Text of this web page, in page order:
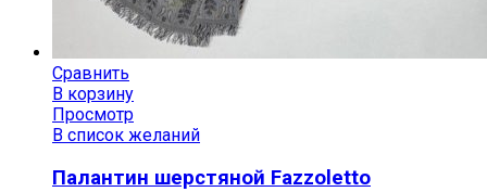
Сравнить
В корзину
Просмотр
В список желаний
Палантин шерстяной Fazzoletto